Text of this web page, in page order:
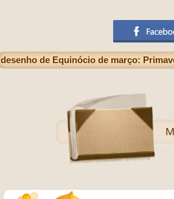
desenho de Equinócio de março: